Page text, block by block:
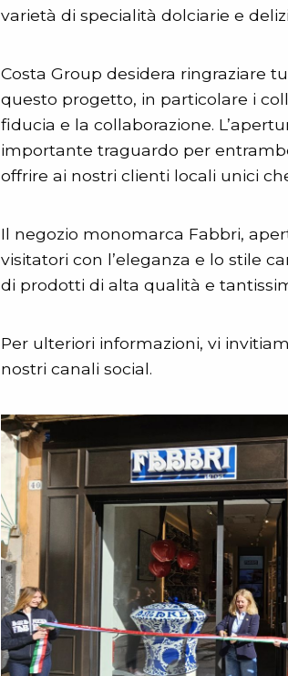
varietà di specialità dolciarie e
Costa Group desidera ringraziare
questo progetto, in particolare i
fiducia e la collaborazione.
importante traguardo per
offrire ai nostri clienti locali unici
Il negozio monomarca Fabbri,
visitatori con l’eleganza e lo stile
di prodotti di alta qualità e
Per ulteriori informazioni, vi
nostri canali social.